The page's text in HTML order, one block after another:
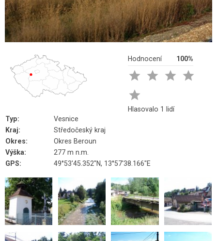
Hodnocení 100%
   

Hlasovalo 1 lidí
Typ:
Vesnice
Kraj:
Středočeský kraj
Okres:
Okres Beroun
Výška:
277 m n.m.
GPS:
49°53'45.352"N, 13°57'38.166"E